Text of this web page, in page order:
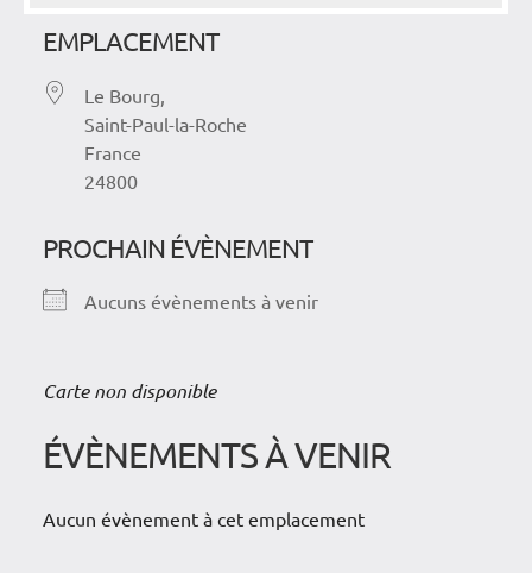
EMPLACEMENT
Le Bourg,
Saint-Paul-la-Roche
France
24800
PROCHAIN ÉVÈNEMENT
Aucuns évènements à venir
Carte non disponible
ÉVÈNEMENTS À VENIR
Aucun évènement à cet emplacement